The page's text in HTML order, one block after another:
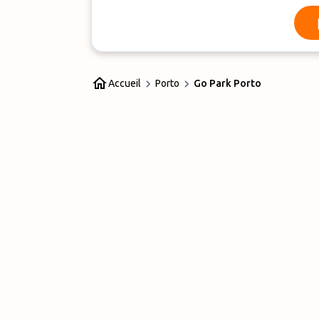
Accueil Porto Go Park Porto